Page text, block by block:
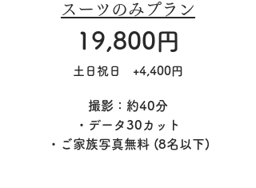
スーツのみプラン
19,800円
土日祝日 +4,400円
撮影：約40分
・データ30カット
​・ご家族写真無料 (8名以下)